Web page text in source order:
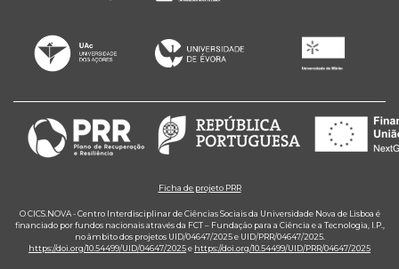
Ficha de projeto PRR
O CICS.NOVA - Centro Interdisciplinar de Ciências Sociais da Universidade Nova de Lisboa é
financiado por fundos nacionais através da FCT – Fundação para a Ciência e a Tecnologia, I.P.,
no âmbito dos projetos UID/04647/2025 e UID/PRR/04647/2025.
https://doi.org/10.54499/UID/04647/2025e https://doi.org/10.54499/UID/PRR/04647/2025